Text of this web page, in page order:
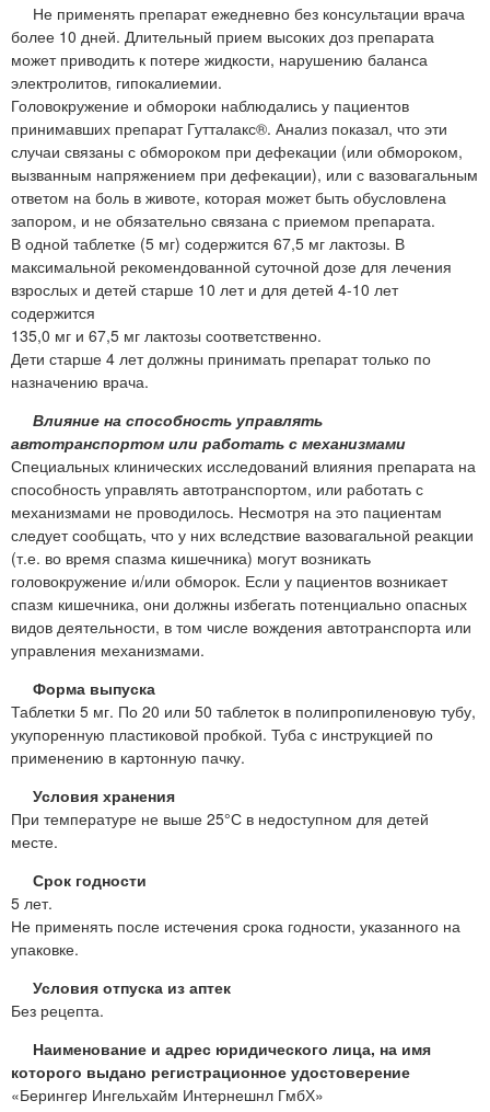
Не применять препарат ежедневно без консультации врача
более 10 дней. Длительный прием высоких доз препарата
может приводить к потере жидкости, нарушению баланса
электролитов, гипокалиемии.
Головокружение и обмороки наблюдались у пациентов
принимавших препарат Гутталакс®. Анализ показал, что эти
случаи связаны с обмороком при дефекации (или обмороком,
вызванным напряжением при дефекации), или с вазовагальным
ответом на боль в животе, которая может быть обусловлена
запором, и не обязательно связана с приемом препарата.
В одной таблетке (5 мг) содержится 67,5 мг лактозы. В
максимальной рекомендованной суточной дозе для лечения
взрослых и детей старше 10 лет и для детей 4-10 лет
содержится
135,0 мг и 67,5 мг лактозы соответственно.
Дети старше 4 лет должны принимать препарат только по
назначению врача.
Влияние на способность управлять
автотранспортом или работать с механизмами
Специальных клинических исследований влияния препарата на
способность управлять автотранспортом, или работать с
механизмами не проводилось. Несмотря на это пациентам
следует сообщать, что у них вследствие вазовагальной реакции
(т.е. во время спазма кишечника) могут возникать
головокружение и/или обморок. Если у пациентов возникает
спазм кишечника, они должны избегать потенциально опасных
видов деятельности, в том числе вождения автотранспорта или
управления механизмами.
Форма выпуска
Таблетки 5 мг. По 20 или 50 таблеток в полипропиленовую тубу,
укупоренную пластиковой пробкой. Туба с инструкцией по
применению в картонную пачку.
Условия хранения
При температуре не выше 25°С в недоступном для детей
месте.
Срок годности
5 лет.
Не применять после истечения срока годности, указанного на
упаковке.
Условия отпуска из аптек
Без рецепта.
Наименование и адрес юридического лица, на имя
которого выдано регистрационное удостоверение
«Берингер Ингельхайм Интернешнл ГмбХ»